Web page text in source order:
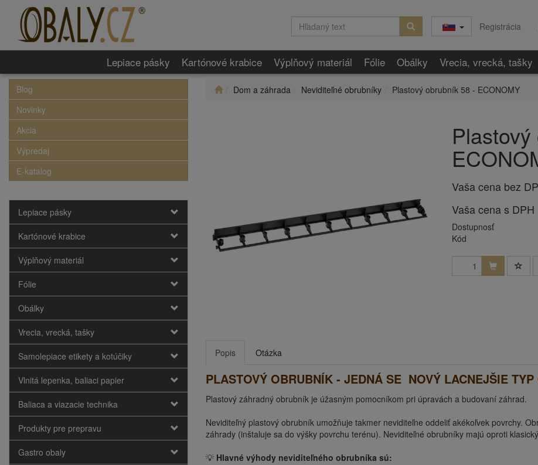
Registrácia
Lepiace pásky Kartónové krabice Výplňový materiál Fólie Obálky Vrecia, vrecká, tašky
Blog
Novinky
Akcia
Výpredaj
E-katalog
Lepiace pásky
Kartónové krabice
Výplňový materiál
Fólie
Obálky
Vrecia, vrecká, tašky
Samolepiace etikety a kotúčiky
Vlnitá lepenka, baliaci papier
Baliaca a viazacie technika
Produkty pre prepravu
Gastro obaly
Dom a záhrada Neviditeľné obrubníky Plastový obrubník 58 - ECONOMY
Vaša cena bez
Vaša cena s DPH
Dostupnosť
Kód
Popis Otázka
PLASTOVÝ OBRUBNÍK - JEDNÁ SE NOVÝ LACNEJŠIE
Plastový záhradný obrubník je úžasným pomocníkom pri úpravách a budovaní záhrad.
Neviditeľný plastový obrubník umožňuje takmer neviditeľne oddeliť akékoľvek povrchy.
záhrady (inštaluje sa do výšky povrchu terénu). Neviditeľné obrubníky majú oproti
💡 Hlavné výhody neviditeľného obrubníka sú: